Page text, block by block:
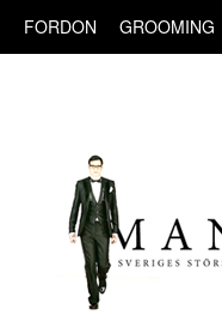
FORDON GROOMING